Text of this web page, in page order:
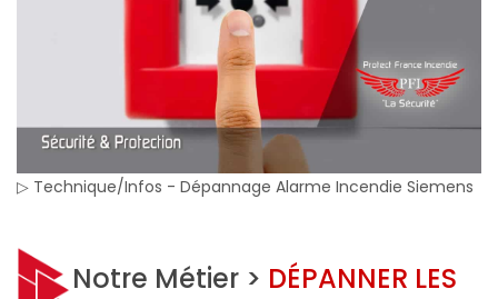
▷ Technique/Infos - Dépannage Alarme Incendie Siemens
Notre Métier > DÉPANNER LES